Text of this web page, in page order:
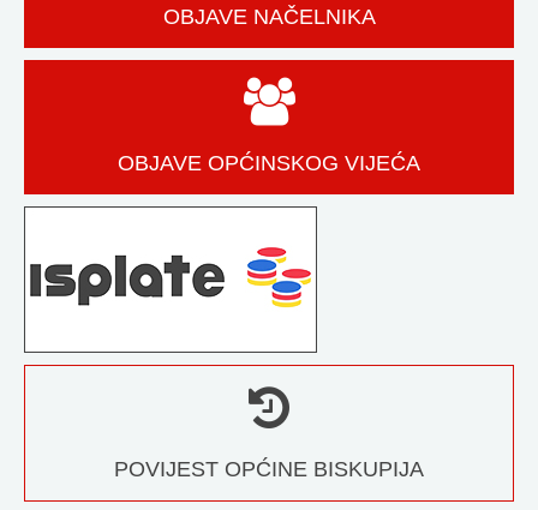
OBJAVE NAČELNIKA
OBJAVE OPĆINSKOG VIJEĆA
POVIJEST OPĆINE BISKUPIJA